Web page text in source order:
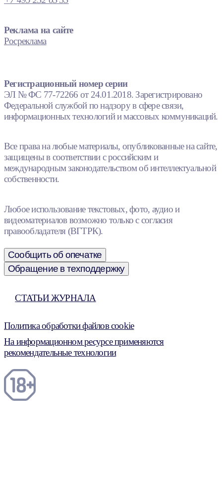
Реклама на сайте
Росреклама
Регистрационный номер серии
ЭЛ № ФС 77-72266 от 24.01.2018. Зарегистрировано
Федеральной службой по надзору в сфере связи,
информационных технологий и массовых коммуникаций.
Все права на любые материалы, опубликованные на сайте,
защищены в соответствии с российским и
международным законодательством об интеллектуальной
собственности.
Любое использование текстовых, фото, аудио и
видеоматериалов возможно только с согласия
правообладателя (ВГТРК).
Сообщить об опечатке
Обращение в техподдержку
СТАТЬИ ЖУРНАЛА
Политика обработки файлов cookie
На информационном ресурсе применяются
рекомендательные технологии